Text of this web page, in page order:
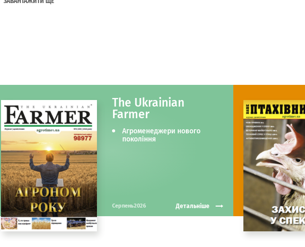
The Ukrainian
Farmer
Агроменеджери нового
покоління
Серпень2026 Детальніше